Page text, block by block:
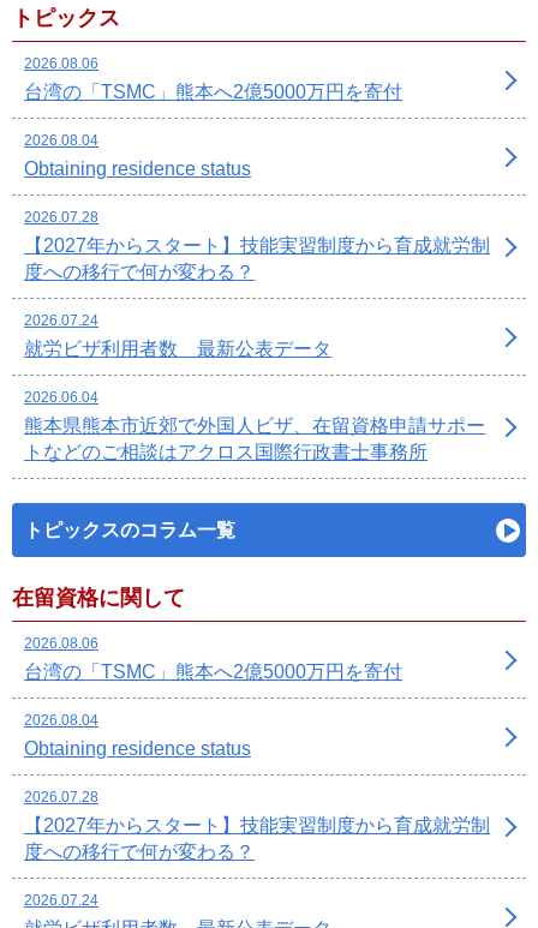
トピックス
2026.08.06
台湾の「TSMC」熊本へ2億5000万円を寄付
2026.08.04
Obtaining residence status
2026.07.28
【2027年からスタート】技能実習制度から育成就労制
度への移行で何が変わる？
2026.07.24
就労ビザ利用者数 最新公表データ
2026.06.04
熊本県熊本市近郊で外国人ビザ、在留資格申請サポー
トなどのご相談はアクロス国際行政書士事務所
トピックスのコラム一覧
在留資格に関して
2026.08.06
台湾の「TSMC」熊本へ2億5000万円を寄付
2026.08.04
Obtaining residence status
2026.07.28
【2027年からスタート】技能実習制度から育成就労制
度への移行で何が変わる？
2026.07.24